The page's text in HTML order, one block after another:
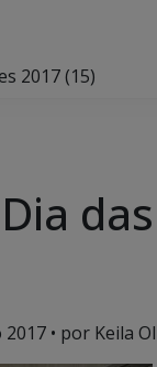
2017 (15)
2017 • por Keila